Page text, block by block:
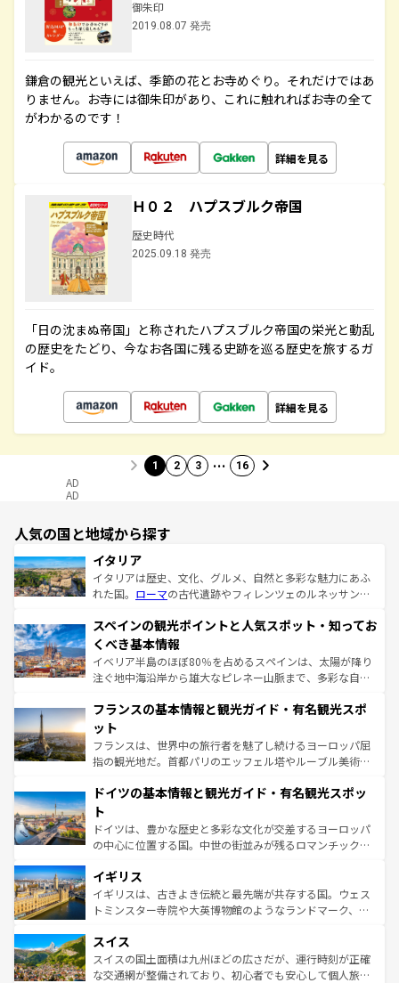
御朱印
2019.08.07 発売
鎌倉の観光といえば、季節の花とお寺めぐり。それだけではあ
りません。お寺には御朱印があり、これに触れればお寺の全て
がわかるのです！
詳細を見る
Ｈ０２ ハプスブルク帝国
歴史時代
2025.09.18 発売
「日の沈まぬ帝国」と称されたハプスブルク帝国の栄光と動乱
の歴史をたどり、今なお各国に残る史跡を巡る歴史を旅するガ
イド。
詳細を見る
1 2 3 … 16
AD
AD
人気の国と地域から探す
イタリア
イタリアは歴史、文化、グルメ、自然と多彩な魅力にあふ
れた国。 ローマの古代遺跡やフィレンツェのルネッサンス
ろん、トスカーナの美しい田園風景やアマルフィ海岸の絶
景など、自然景観も見逃せない。観光の合間には、本場の
ピザやパスタなど、絶品のイタリア料理を堪能することも
できる。朝目覚めてから夜眠るまで、すべての瞬間を楽し
なお、新着のイタリア情報はコンテンツ一覧を参照してほ
しい。
スペインの観光ポイントと人気スポット・知ってお
くべき基本情報
イベリア半島のほぼ80％を占めるスペインは、太陽が降り
注ぐ地中海沿岸から雄大なピレネー山脈まで、多彩な自然
文化が根付くこの国では、情熱的なフラメンコ、熱気あふ
れる闘牛、そして美味しいタパスが生活の一部となってい
る。首都マドリードの洗練された雰囲気や、バルセロナの
アートに溢れた街角から、地方では古代ローマ遺跡や中世
せる。地方によって風土や気候が異なるスペインはその個
ンテンツ一覧 を参照してほしい。
フランスの基本情報と観光ガイド・有名観光スポ
ット
フランスは、世界中の旅行者を魅了し続けるヨーロッパ屈
指の観光地だ。首都パリのエッフェル塔やルーブル美術館
で、幅広い魅力が詰まっている。華麗な宮殿、歴史的な大
聖堂、美しいビーチ、そして豊かな自然が、訪れる者を心
から魅了する。また、フランスは美食の国としても知ら
れ、フランス料理はユネスコ無形文化遺産にも登録されて
香り高いラベンダー畑など、多彩な楽しみ方が可能だ。さ
らに、パリ以外の地域にも魅力が溢れており、どの街角に
も豊かな歴史と文化が息づいている。パリ以外の個性あふ
を参照してほしい。
ドイツの基本情報と観光ガイド・有名観光スポッ
ト
ドイツは、豊かな歴史と多彩な文化が交差するヨーロッパ
の中心に位置する国。中世の街並みが残るロマンチック街
顔を持つこの国は、どこを歩いても飽きることがない。ベ
ルリンの文化的活気、バイエルン州のアルプスの絶景、そ
してライン川沿いのワイン畑といった風景は必見。ビール
は、お酒好きな人にはぜひ体験してほしい。 なお、新着の
ドイツ情報はコンテンツ一覧を参照してほしい。
イギリス
イギリスは、古きよき伝統と最先端が共存する国。ウェス
トミンスター寺院や大英博物館のようなランドマーク、歴
リアごとに異なる魅力がある。また、優雅なアフタヌーン
ティー、ビール好きにはたまらない英国パブ、サッカー観
戦など、本場だからこそできる体験も豊富。イギリスを旅
スイス
スイスの国土面積は九州ほどの広さだが、運行時刻が正確
な交通網が整備されており、初心者でも安心して個人旅行